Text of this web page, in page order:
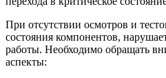
При отсутствии осмотров и
состояния компонентов,
работы. Необходимо обращать
аспекты: